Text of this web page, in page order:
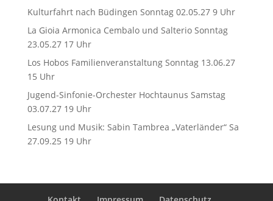
Kulturfahrt nach Büdingen Sonntag 02.05.27 9 Uhr
La Gioia Armonica Cembalo und Salterio Sonntag
23.05.27 17 Uhr
Los Hobos Familienveranstaltung Sonntag 13.06.27
15 Uhr
Jugend-Sinfonie-Orchester Hochtaunus Samstag
03.07.27 19 Uhr
Lesung und Musik: Sabin Tambrea „Vaterländer“ Sa
27.09.25 19 Uhr